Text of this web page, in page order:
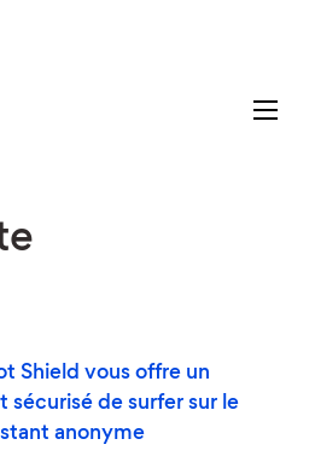
Shield vous offre un
sécurisé de surfer sur le
anonyme